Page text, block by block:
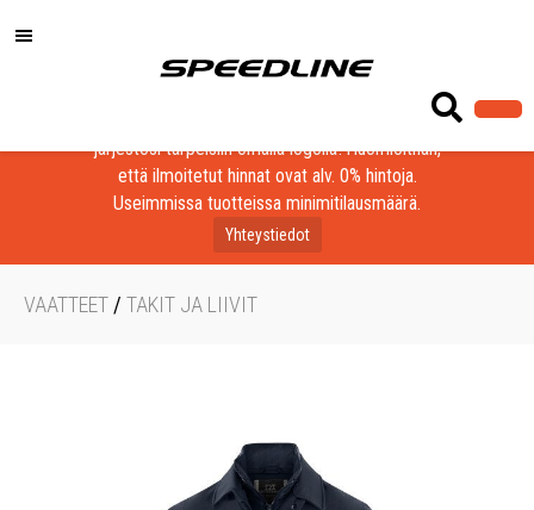
Löydä laadukkaat tuotteet yrityksesi, seurasi tai
järjestösi tarpeisiin omalla logolla! Huomioithan,
että ilmoitetut hinnat ovat alv. 0% hintoja.
Useimmissa tuotteissa minimitilausmäärä.
Yhteystiedot
VAATTEET / TAKIT JA LIIVIT